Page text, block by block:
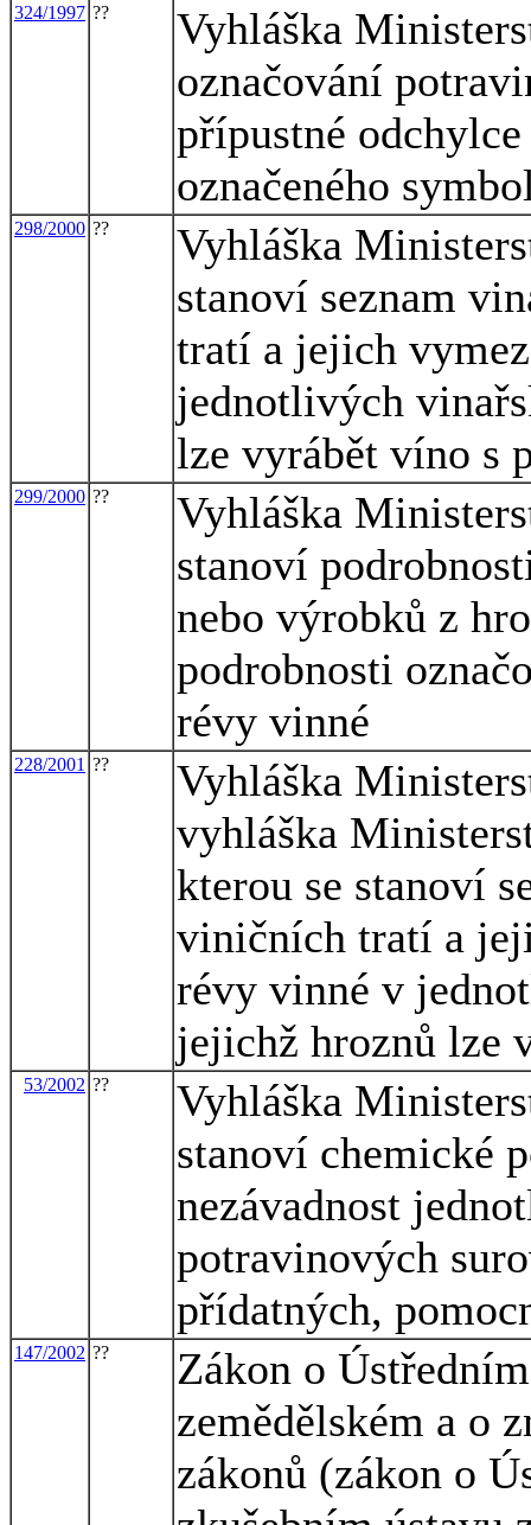
324/1997 ??
Vyhláška
označování
přípustné
označeného
298/2000 ??
Vyhláška
stanoví seznam
tratí a jejich
jednotlivých
lze vyrábět víno s
299/2000 ??
Vyhláška
stanoví
nebo výrobků z
podrobnosti
révy vinné
228/2001 ??
Vyhláška
vyhláška
kterou se stanoví
viničních tratí a
révy vinné v
jejichž hroznů lze
53/2002 ??
Vyhláška
stanoví chemické
nezávadnost
potravinových
přídatných,
147/2002 ??
Zákon o
zemědělském a o
zákonů (zákon o